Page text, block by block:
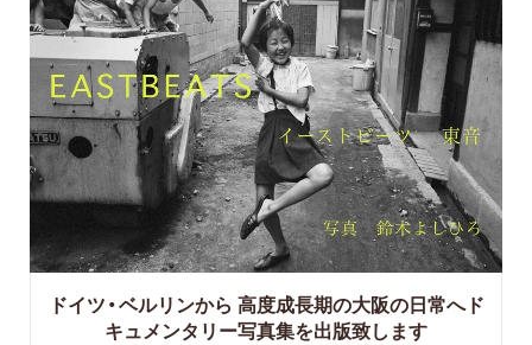
ドイツ・ベルリンから 高度成長期の大阪の日常へド
キュメンタリー写真集を出版致します